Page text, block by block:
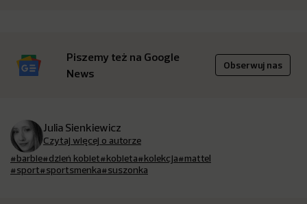
Piszemy też na Google
News
Obserwuj nas
Julia Sienkiewicz
Czytaj więcej o autorze
#barbie#dzień kobiet#kobieta#kolekcja#mattel
#sport#sportsmenka#suszonka